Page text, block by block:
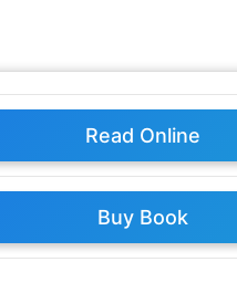
Read Online
Buy Book